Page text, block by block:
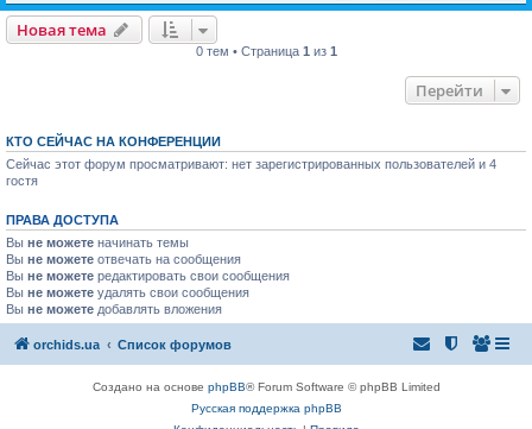
Новая тема
0 тем • Страница 1 из 1
Перейти
КТО СЕЙЧАС НА КОНФЕРЕНЦИИ
Сейчас этот форум просматривают: нет зарегистрированных пользователей и 4
гостя
ПРАВА ДОСТУПА
Вы не можете начинать темы
Вы не можете отвечать на сообщения
Вы не можете редактировать свои сообщения
Вы не можете удалять свои сообщения
Вы не можете добавлять вложения
orchids.ua Список форумов
Создано на основе phpBB® Forum Software © phpBB Limited
Русская поддержка phpBB